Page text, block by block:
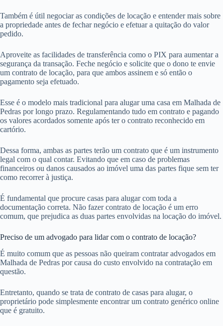
Também é útil negociar as condições de locação e entender mais sobre
a propriedade antes de fechar negócio e efetuar a quitação do valor
pedido.
Aproveite as facilidades de transferência como o PIX para aumentar a
segurança da transação. Feche negócio e solicite que o dono te envie
um contrato de locação, para que ambos assinem e só então o
pagamento seja efetuado.
Esse é o modelo mais tradicional para alugar uma casa em Malhada de
Pedras por longo prazo. Regulamentando tudo em contrato e pagando
os valores acordados somente após ter o contrato reconhecido em
cartório.
Dessa forma, ambas as partes terão um contrato que é um instrumento
legal com o qual contar. Evitando que em caso de problemas
financeiros ou danos causados ao imóvel uma das partes fique sem ter
como recorrer à justiça.
É fundamental que procure casas para alugar com toda a
documentação correta. Não fazer contrato de locação é um erro
comum, que prejudica as duas partes envolvidas na locação do imóvel.
Preciso de um advogado para lidar com o contrato de locação?
É muito comum que as pessoas não queiram contratar advogados em
Malhada de Pedras por causa do custo envolvido na contratação em
questão.
Entretanto, quando se trata de contrato de casas para alugar, o
proprietário pode simplesmente encontrar um contrato genérico online
que é gratuito.